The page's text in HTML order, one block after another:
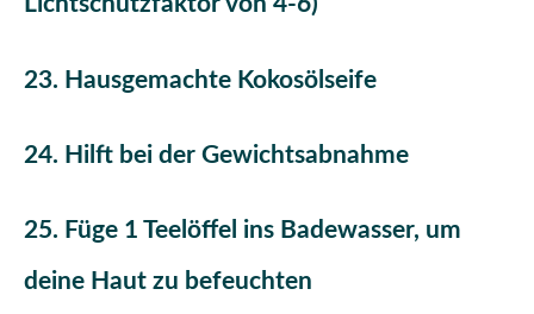
23. Hausgemachte Kokosölseife
24. Hilft bei der Gewichtsabnahme
25. Füge 1 Teelöffel ins Badewasser, um
deine Haut zu befeuchten